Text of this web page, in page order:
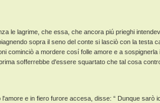
le lagrime, che essa, che ancora piú prieghi
sopra il seno del conte si lasciò con la testa
cominciò a mordere cosí folle amore e a sospignerla
sofferrebbe d'essere squartato che tal cosa
e in fiero furore accesa, disse: “ Dunque sarò